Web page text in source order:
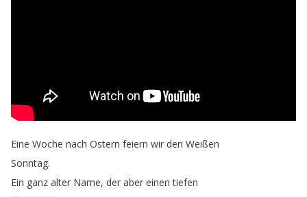
Eine Woche nach Ostern feiern wir den Weißen
Sonntag.
Ein ganz alter Name, der aber einen tiefen